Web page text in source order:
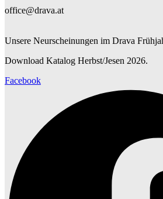
office@drava.at
Unsere Neurscheinungen im Drava
Download Katalog Herbst/Jesen 2026.
Facebook